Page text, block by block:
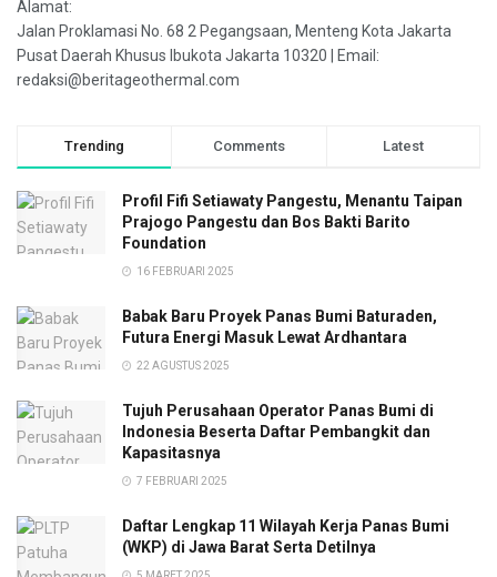
Alamat:
Jalan Proklamasi No. 68 2 Pegangsaan, Menteng Kota Jakarta
Pusat Daerah Khusus Ibukota Jakarta 10320 | Email:
redaksi@beritageothermal.com
Trending Comments Latest
Profil Fifi Setiawaty Pangestu, Menantu Taipan
Prajogo Pangestu dan Bos Bakti Barito
Foundation
16 FEBRUARI 2025
Babak Baru Proyek Panas Bumi Baturaden,
Futura Energi Masuk Lewat Ardhantara
22 AGUSTUS 2025
Tujuh Perusahaan Operator Panas Bumi di
Indonesia Beserta Daftar Pembangkit dan
Kapasitasnya
7 FEBRUARI 2025
Daftar Lengkap 11 Wilayah Kerja Panas Bumi
(WKP) di Jawa Barat Serta Detilnya